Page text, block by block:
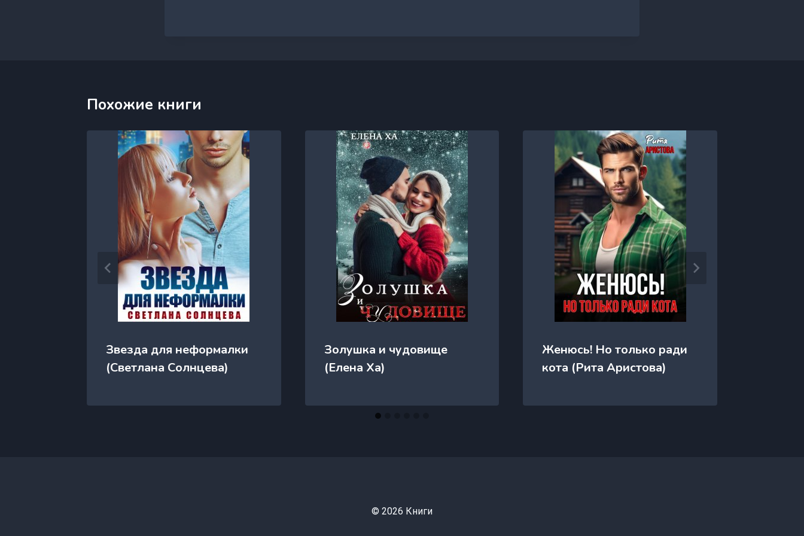
Похожие книги
Звезда для неформалки
(Светлана Солнцева)
Золушка и чудовище
(Елена Ха)
Женюсь! Но только ради
кота (Рита Аристова)
© 2026 Книги